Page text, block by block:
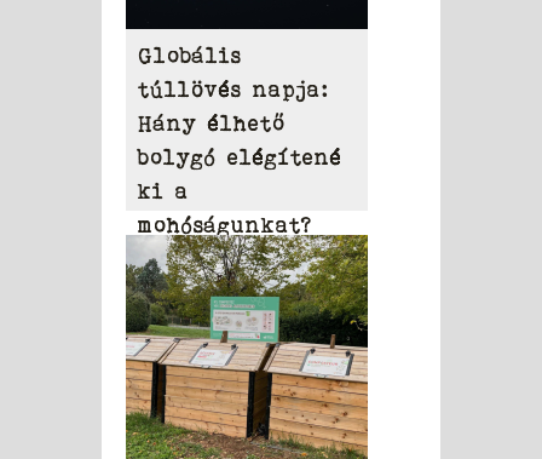
Globális
túllövés napja:
Hány élhető
bolygó elégítené
ki a
mohóságunkat?